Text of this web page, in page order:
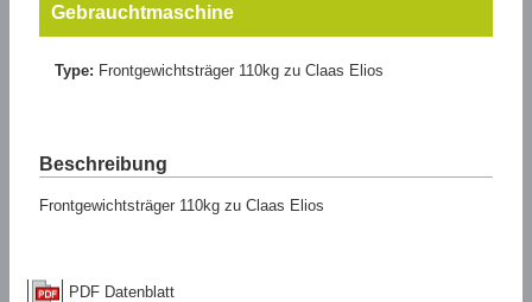
Gebrauchtmaschine
Type: Frontgewichtsträger 110kg zu Claas Elios
Beschreibung
Frontgewichtsträger 110kg zu Claas Elios
PDF Datenblatt